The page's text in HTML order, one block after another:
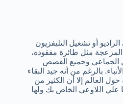
أو تشغيل التليفزيون
المزعجة مثل طائرة مفقودة،
الجماعي وجميع القصص
بالرغم من أنه جيد البقاء
العالم إلا أن الكثير من
علي اللاوعي الخاص بك ولها